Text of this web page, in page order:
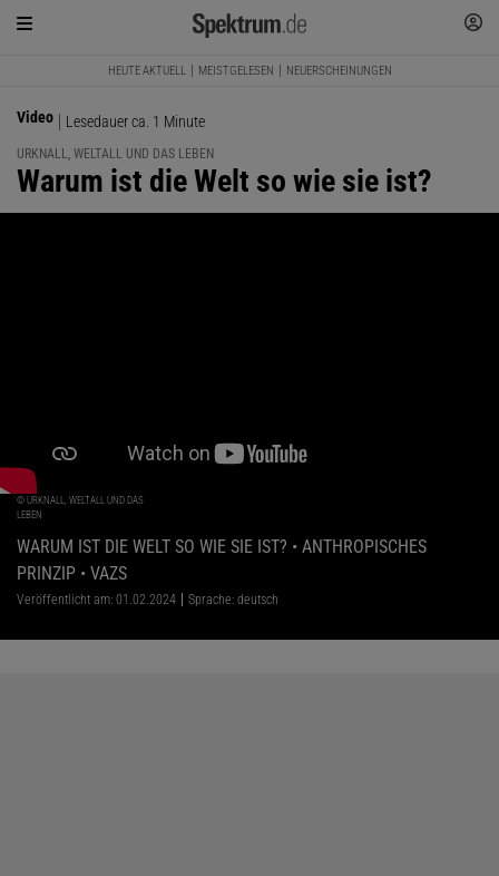
HEUTE AKTUELL MEISTGELESEN NEUERSCHEINUNGEN
Video Lesedauer ca. 1 Minute
URKNALL, WELTALL UND DAS LEBEN
:
Warum ist die Welt so wie sie ist?
© URKNALL, WELTALL UND DAS
LEBEN
WARUM IST DIE WELT SO WIE SIE IST? • ANTHROPISCHES
PRINZIP • VAZS
Veröffentlicht am: 01.02.2024 Sprache: deutsch